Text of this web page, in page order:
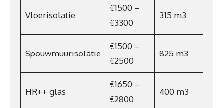
Vloerisolatie
€1500 –
€3300
315 m3
Spouwmuurisolatie
€1500 –
€2500
825 m3
HR++ glas
€1650 –
€2800
400 m3